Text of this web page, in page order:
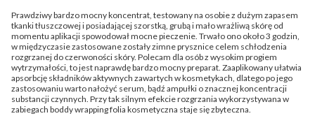
Prawdziwy bardzo mocny koncentrat, testowany na osobie z dużym zapasem
tkanki tłuszczowej i posiadającej szorstką, grubą i mało wrażliwą skórę od
momentu aplikacji spowodował mocne pieczenie. Trwało ono około 3 godzin,
w międzyczasie zastosowane zostały zimne prysznice celem schłodzenia
rozgrzanej do czerwoności skóry. Polecam dla osób z wysokim progiem
wytrzymałości, to jest naprawdę bardzo mocny preparat. Zaaplikowany ułatwia
apsorbcję składników aktywnych zawartych w kosmetykach, dlatego po jego
zastosowaniu warto nałożyć serum, bądź ampułki o znacznej koncentracji
substancji czynnych. Przy tak silnym efekcie rozgrzania wykorzystywana w
zabiegach boddy wrapping folia kosmetyczna staje się zbyteczna.